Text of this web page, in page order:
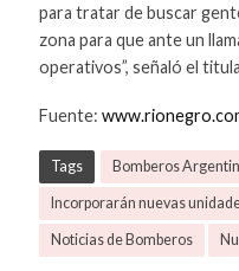
para tratar de buscar
zona para que ante un
operativos”, señaló el
Fuente:
Tags Bomberos
Incorporarán nuevas
Noticias de Bomberos